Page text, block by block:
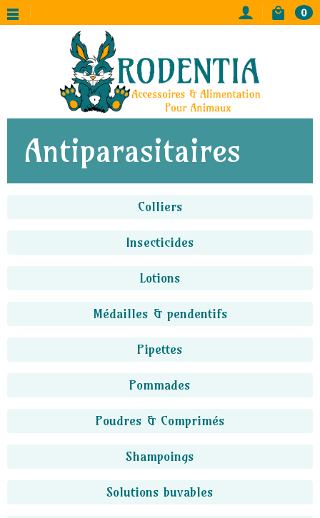
0
Antiparasitaires
Colliers
Insecticides
Lotions
Médailles & pendentifs
Pipettes
Pommades
Poudres & Comprimés
Shampoings
Solutions buvables